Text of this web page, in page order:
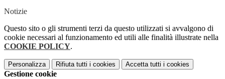
Notizie
Questo sito o gli strumenti terzi da questo utilizzati si avvalgono di
cookie necessari al funzionamento ed utili alle finalità illustrate nella
COOKIE POLICY.
Personalizza Rifiuta tutti i cookies Accetta tutti i cookies
Gestione cookie